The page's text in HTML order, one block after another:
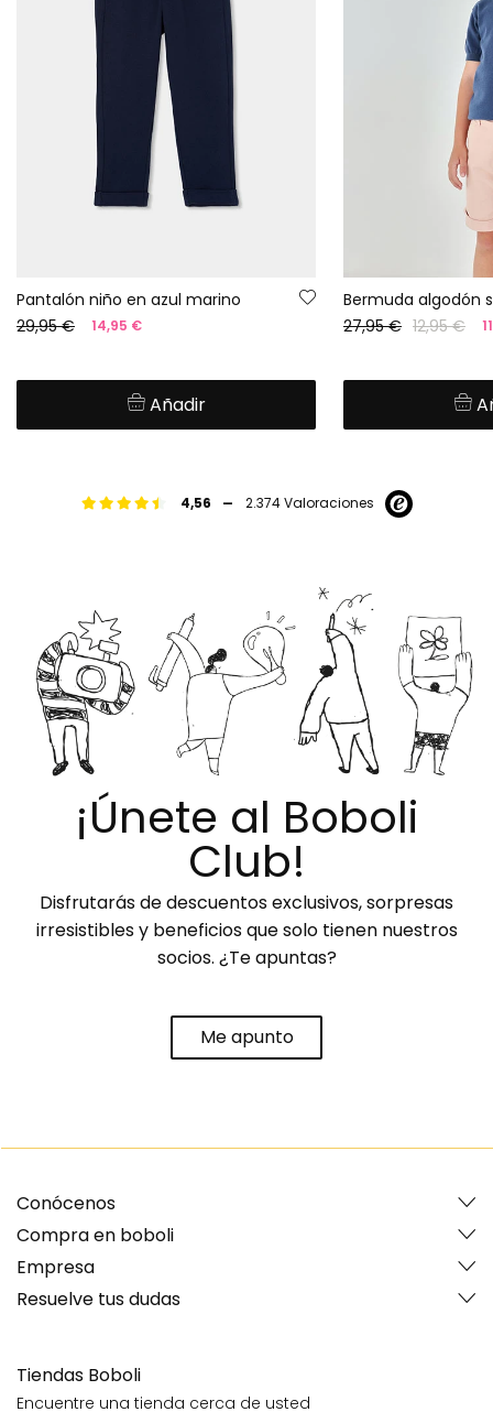
Pantalón niño en azul marino
29,95 €
14,95 €
Añadir
Bermuda algodón
27,95 € 12,95 €
4,56 - 2.374 Valoraciones
¡Únete al Boboli
Club!
Disfrutarás de descuentos exclusivos, sorpresas
irresistibles y beneficios que solo tienen nuestros
socios. ¿Te apuntas?
Me apunto
Conócenos
Compra en boboli
Empresa
Resuelve tus dudas
Tiendas Boboli
Encuentre una tienda cerca de usted